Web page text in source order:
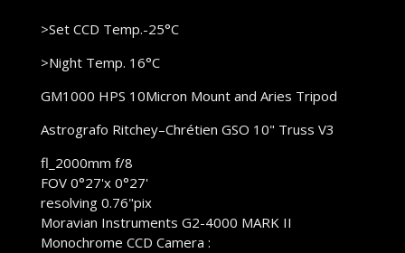
>Set CCD Temp.-25°C
>Night Temp. 16°C
GM1000 HPS 10Micron Mount and Aries Tripod
Astrografo Ritchey–Chrétien GSO 10" Truss V3
fl_2000mm f/8
FOV 0°27'x 0°27'
resolving 0.76"pix
Moravian Instruments G2-4000 MARK II
Monochrome CCD Camera :